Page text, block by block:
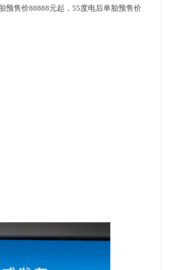
预售价88888元起， 55度电后单胎预售价